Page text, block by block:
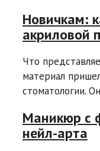
Новичкам:
акриловой
Что
материал
стоматологии.
Маникюр с
нейл-арта